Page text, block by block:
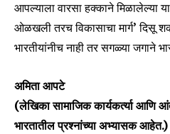
आपल्याला वारसा हक्काने मिळालेल्या
ओळखली तरच विकासाचा मार्ग’ दिसू
भारतीयांनीच नाही तर सगळ्या जगाने
अमिता आपटे
(लेखिका सामाजिक कार्यकर्त्या आणि
भारतातील प्रश्नांच्या अभ्यासक आहेत.)